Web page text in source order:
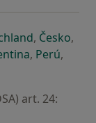
separador
novoabre num
, Česko,
separador
novo
abre num
, Perúabre
,
art. 24: